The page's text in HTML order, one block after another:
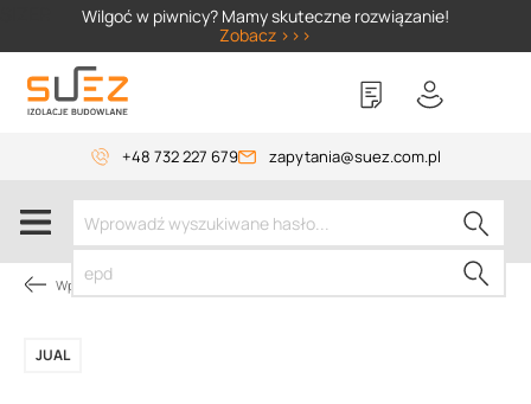
Wilgoć w piwnicy? Mamy skuteczne rozwiązanie!
Zobacz >>>
+48 732 227 679 zapytania@suez.com.pl
Wpusty i akcesoria
JUAL